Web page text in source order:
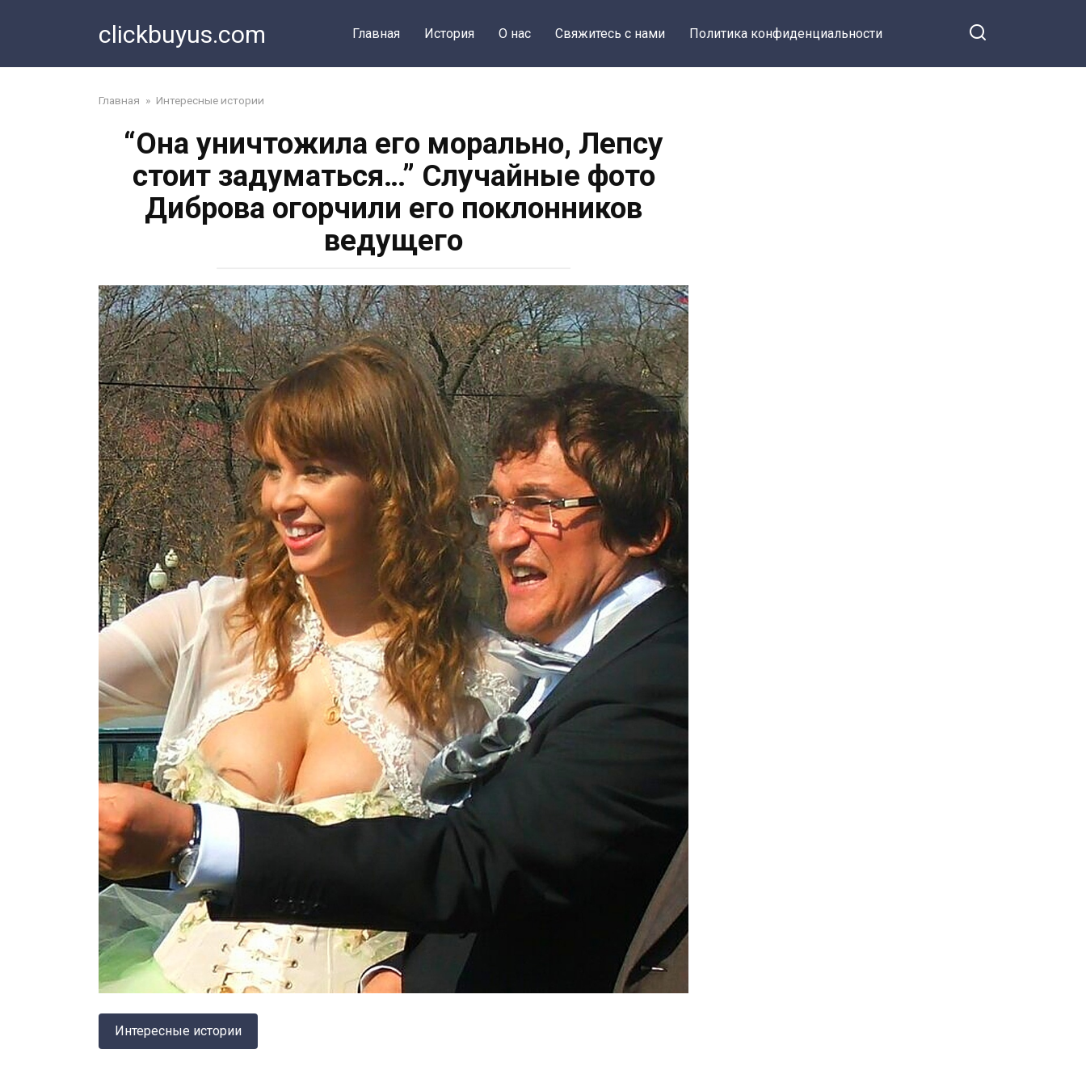
clickbuyus.com Главная История О нас Свяжитесь с нами Политика конфиденциальности
Главная » Интересные истории
“Она уничтожила его морально, Лепсу
стоит задуматься…” Случайные фото
Диброва огорчили его поклонников
ведущего
Интересные истории